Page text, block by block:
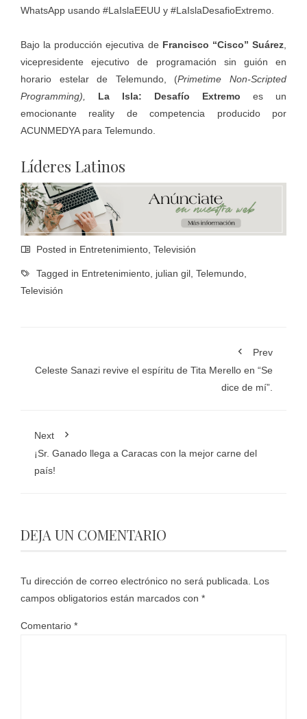
WhatsApp usando #LaIslaEEUU y #LaIslaDesafioExtremo.
Bajo la producción ejecutiva de Francisco “Cisco” Suárez
vicepresidente ejecutivo de programación sin guión en
horario estelar de Telemundo, (Primetime Non-Scripted
Programming), La Isla: Desafío Extremo es un
emocionante reality de competencia producido por
ACUNMEDYA para Telemundo.
Líderes Latinos
Posted in Entretenimiento, Televisión
Tagged in Entretenimiento, julian gil, Telemundo,
Televisión
Prev
Celeste Sanazi revive el espíritu de Tita Merello en “Se
dice de mí”.
Next
¡Sr. Ganado llega a Caracas con la mejor carne del
país!
DEJA UN COMENTARIO
Tu dirección de correo electrónico no será publicada. Los
campos obligatorios están marcados con *
Comentario *